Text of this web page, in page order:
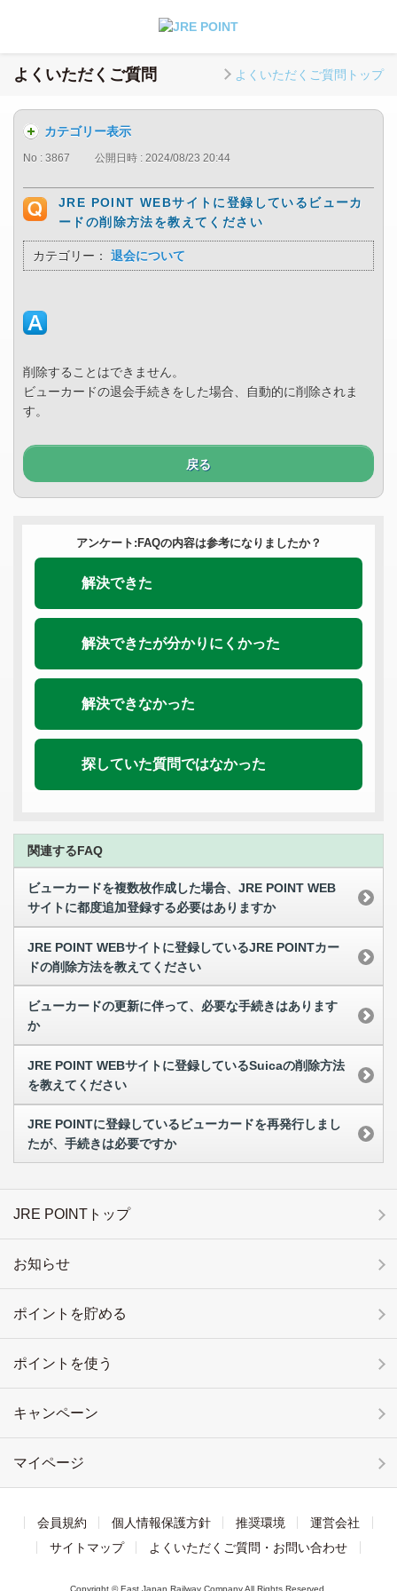
よくいただくご質問 よくいただくご質問トップ
カテゴリー表示
No : 3867 公開日時 : 2024/08/23 20:44
JRE POINT WEBサイトに登録しているビューカ
ードの削除方法を教えてください
カテゴリー： 退会について
削除することはできません。
ビューカードの退会手続きをした場合、自動的に削除されま
す。
戻る
アンケート:FAQの内容は参考になりましたか？
解決できた
解決できたが分かりにくかった
解決できなかった
探していた質問ではなかった
関連するFAQ
ビューカードを複数枚作成した場合、JRE POINT WEB
サイトに都度追加登録する必要はありますか
JRE POINT WEBサイトに登録しているJRE POINTカー
ドの削除方法を教えてください
ビューカードの更新に伴って、必要な手続きはあります
か
JRE POINT WEBサイトに登録しているSuicaの削除方法
を教えてください
JRE POINTに登録しているビューカードを再発行しまし
たが、手続きは必要ですか
JRE POINTトップ
お知らせ
ポイントを貯める
ポイントを使う
キャンペーン
マイページ
会員規約 個人情報保護方針 推奨環境
運営会社
サイトマップ
よくいただくご質問・お問い合わせ
Copyright © East Japan Railway Company All Rights Reserved.